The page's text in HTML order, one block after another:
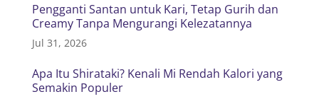
Pengganti Santan untuk Kari, Tetap Gurih dan
Creamy Tanpa Mengurangi Kelezatannya
Jul 31, 2026
Apa Itu Shirataki? Kenali Mi Rendah Kalori yang
Semakin Populer